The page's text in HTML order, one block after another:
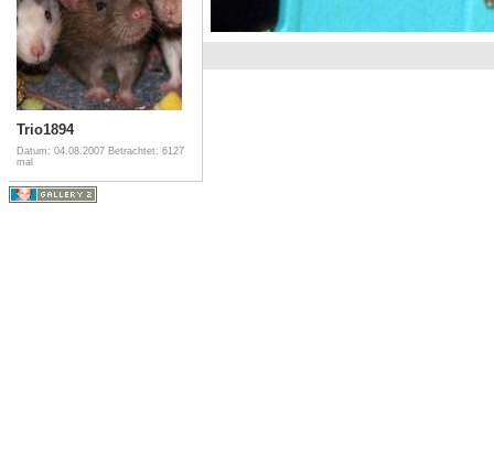
Trio1894
Datum: 04.08.2007 Betrachtet: 6127
mal